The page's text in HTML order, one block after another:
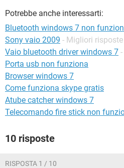
HARDWARE
Potrebbe anche interessarti:
Bluetooth windows 7 non
Sony vaio 2009 - Migliori risposte
Vaio bluetooth driver windows 7
Porta usb non funziona
Browser windows 7
Come funziona skype gratis
Atube catcher windows 7
Telecomando fire stick non
10 risposte
RISPOSTA 1 / 10